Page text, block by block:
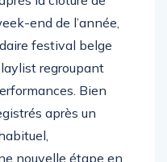
la clôture de
end de l’année,
festival belge
regroupant
Bien
après un